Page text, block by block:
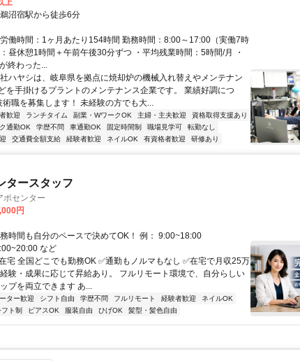
上
沼宿駅から徒歩6分
働時間：1ヶ月あたり154時間 勤務時間：8:00～17:00（実働7時
昼休憩1時間＋午前午後30分ずつ ・平均残業時間：5時間/月 ・
終わった...
ハヤシは、岐阜県を拠点に焼却炉の機械入れ替えやメンテナン
を手掛けるプラントのメンテナンス企業です。 業績好調につ
術職を募集します！ 未経験の方でも大...
歓迎 ランチタイム 副業・WワークOK 主婦・主夫歓迎
資格取得支援あり
通勤OK 学歴不問 車通勤OK 固定時間制 職場見学可
転勤なし
交通費全額支給 経験者歓迎 ネイルOK 有資格者歓迎 研修あり
タースタッフ
ポセンター
円
時間も自分のペースで決めてOK！ 例： 9:00~18:00
など
宅 全国どこでも勤務OK ✅通勤もノルマもなし ✅在宅で月収25万
験・成果に応じて昇給あり。 フルリモート環境で、自分らしい
プを両立できます あ...
ター歓迎 シフト自由 学歴不問 フルリモート 経験者歓迎
ネイルOK
フト制 ピアスOK 服装自由 ひげOK 髪型・髪色自由